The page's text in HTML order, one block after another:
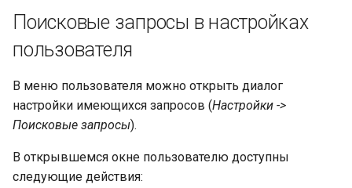
Поисковые запросы в настройках
пользователя
В меню пользователя можно открыть диалог
настройки имеющихся запросов (Настройки ->
Поисковые запросы).
В открывшемся окне пользователю доступны
следующие действия: